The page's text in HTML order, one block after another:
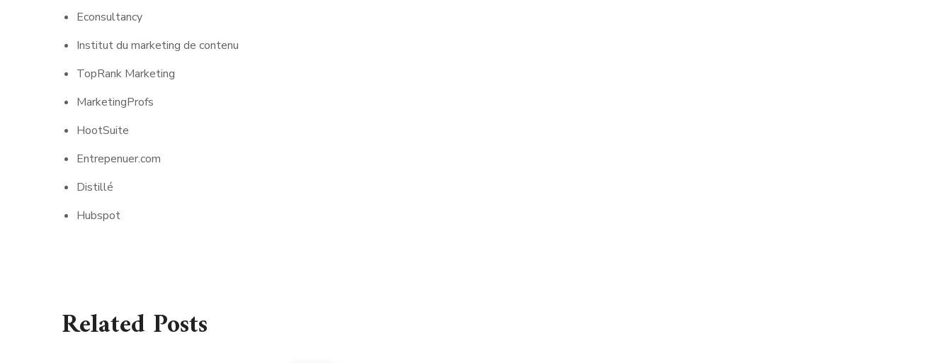
Econsultancy
Institut du marketing de contenu
TopRank Marketing
MarketingProfs
HootSuite
Entrepenuer.com
Distillé
Hubspot
Related Posts